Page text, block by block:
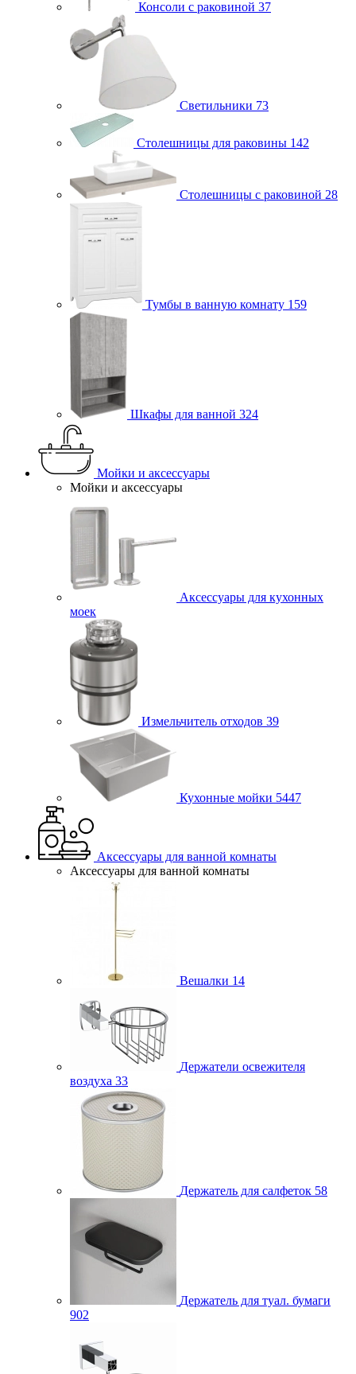
Консоли с раковиной 37
Светильники 73
Столешницы для раковины 142
Столешницы с раковиной 28
Тумбы в ванную комнату 159
Шкафы для ванной 324
Мойки и аксессуары
Мойки и аксессуары
Аксессуары для кухонных
моек
Измельчитель отходов 39
Кухонные мойки 5447
Аксессуары для ванной комнаты
Аксессуары для ванной комнаты
Вешалки 14
Держатели освежителя
воздуха 33
Держатель для салфеток 58
Держатель для туал. бумаги
902